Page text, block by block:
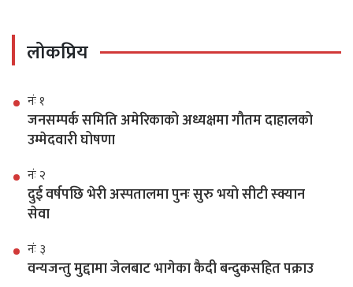
लोकप्रिय
नंः १
जनसम्पर्क समिति अमेरिकाको अध्यक्षमा गौतम दाहालको
उम्मेदवारी घोषणा
नंः २
दुई वर्षपछि भेरी अस्पतालमा पुनः सुरु भयो सीटी स्क्यान
सेवा
नंः ३
वन्यजन्तु मुद्दामा जेलबाट भागेका कैदी बन्दुकसहित पक्राउ